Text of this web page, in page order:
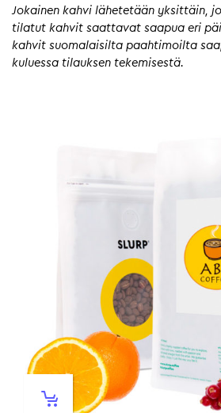
Jokainen kahvi lähetetään yksittäin,
tilatut kahvit saattavat saapua eri
kahvit suomalaisilta paahtimoilta
kuluessa tilauksen tekemisestä.